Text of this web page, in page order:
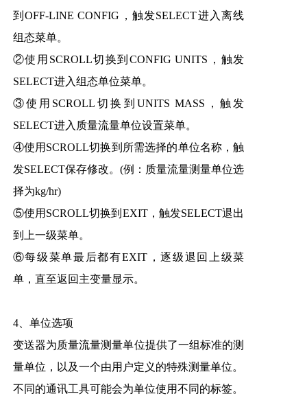
到OFF-LINE CONFIG，触发SELECT进入离线
组态菜单。
②使用SCROLL切换到CONFIG UNITS，触发
SELECT进入组态单位菜单。
③使用SCROLL切换到UNITS MASS，触发
SELECT进入质量流量单位设置菜单。
④使用SCROLL切换到所需选择的单位名称，触
发SELECT保存修改。(例：质量流量测量单位选
择为kg/hr)
⑤使用SCROLL切换到EXIT，触发SELECT退出
到上一级菜单。
⑥每级菜单最后都有EXIT，逐级退回上级菜
单，直至返回主变量显示。
4、单位选项
变送器为质量流量测量单位提供了一组标准的测
量单位，以及一个由用户定义的特殊测量单位。
不同的通讯工具可能会为单位使用不同的标签。